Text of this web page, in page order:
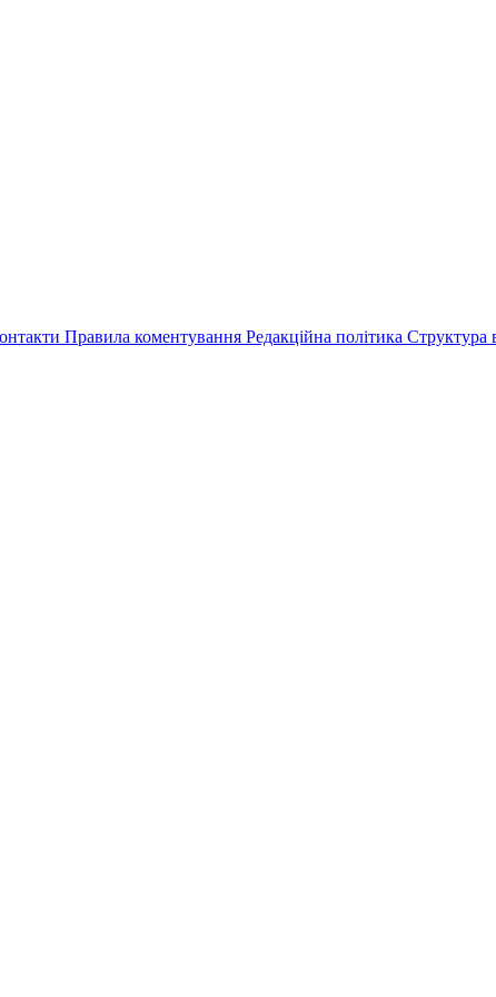
Правила коментування Редакційна політика Структура